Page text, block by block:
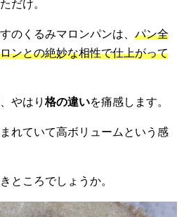
だけ。
のくるみマロンパンは、 パン全
ンとの絶妙な相性で仕上がって
やはり 格の違いを痛感します。
れていて高ボリュームという感
ところでしょうか。